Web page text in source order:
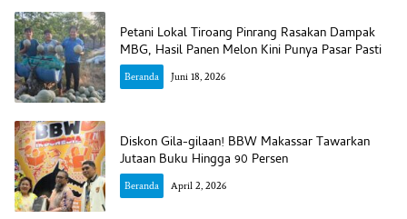
Petani Lokal Tiroang Pinrang Rasakan Dampak
MBG, Hasil Panen Melon Kini Punya Pasar Pasti
Beranda Juni 18, 2026
Diskon Gila-gilaan! BBW Makassar Tawarkan
Jutaan Buku Hingga 90 Persen
Beranda April 2, 2026